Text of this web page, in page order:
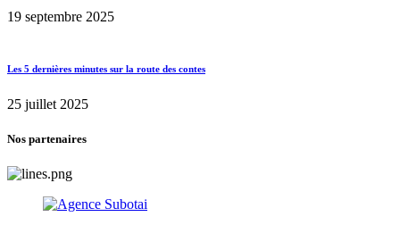
19 septembre 2025
Les 5 dernières minutes sur la route des contes
25 juillet 2025
Nos partenaires